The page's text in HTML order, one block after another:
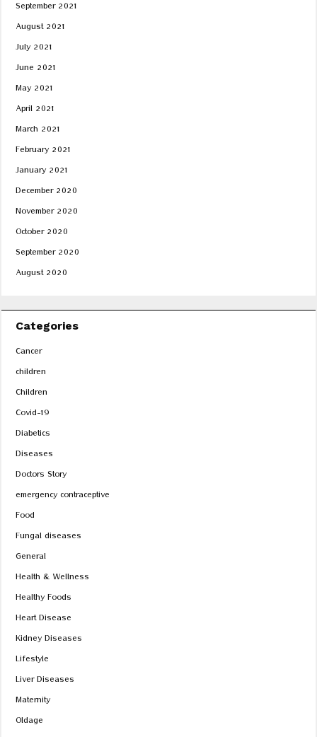
September 2021
August 2021
July 2021
June 2021
May 2021
April 2021
March 2021
February 2021
January 2021
December 2020
November 2020
October 2020
September 2020
August 2020
Categories
Cancer
children
Children
Covid-19
Diabetics
Diseases
Doctors Story
emergency contraceptive
Food
Fungal diseases
General
Health & Wellness
Healthy Foods
Heart Disease
Kidney Diseases
Lifestyle
Liver Diseases
Maternity
Oldage